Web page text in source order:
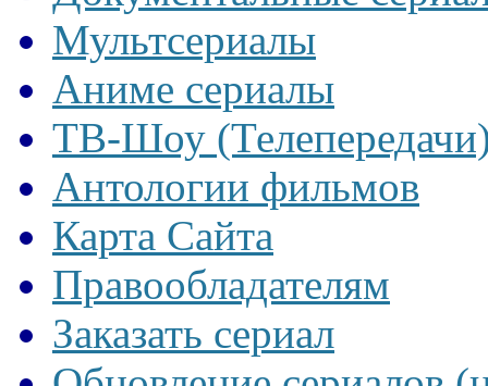
Мультсериалы
Аниме сериалы
ТВ-Шоу
Антологии фильмов
Карта Сайта
Правообладателям
Заказать сериал